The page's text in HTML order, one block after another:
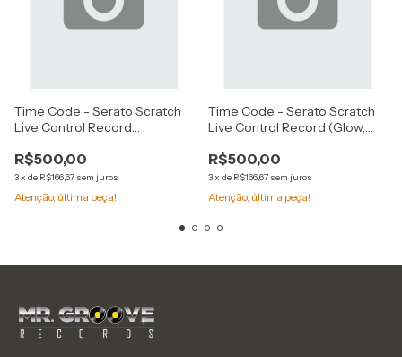
Time Code - Serato Scratch
Live Control Record
R$500,00
3x de R$166,67 sem juros
Atenção, última peça!
Time Code - Serato Scratch
Live Control Record (Glow,
R$500,00
3x de R$166,67 sem juros
Atenção, última peça!